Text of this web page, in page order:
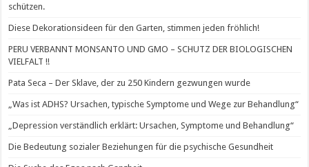
schützen.
Diese Dekorationsideen für den Garten, stimmen jeden fröhlich!
PERU VERBANNT MONSANTO UND GMO – SCHUTZ DER BIOLOGISCHEN
VIELFALT !!
Pata Seca – Der Sklave, der zu 250 Kindern gezwungen wurde
„Was ist ADHS? Ursachen, typische Symptome und Wege zur Behandlung“
„Depression verständlich erklärt: Ursachen, Symptome und Behandlung“
Die Bedeutung sozialer Beziehungen für die psychische Gesundheit